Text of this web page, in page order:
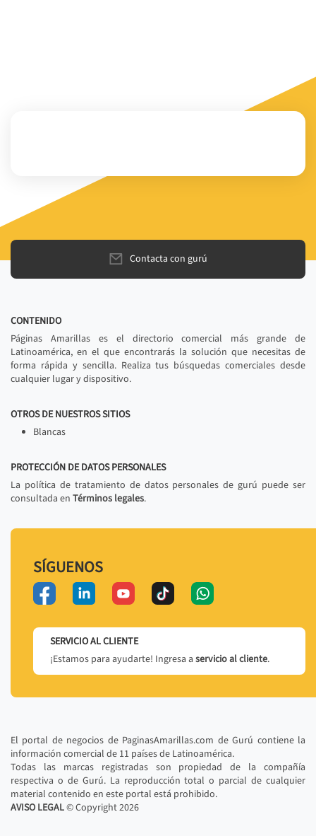
Contacta con gurú
CONTENIDO
Páginas Amarillas es el directorio comercial más grande de
Latinoamérica, en el que encontrarás la solución que necesitas de
forma rápida y sencilla. Realiza tus búsquedas comerciales desde
cualquier lugar y dispositivo.
OTROS DE NUESTROS SITIOS
Blancas
PROTECCIÓN DE DATOS PERSONALES
La política de tratamiento de datos personales de gurú puede ser
consultada en Términos legales.
SÍGUENOS
SERVICIO AL CLIENTE
¡Estamos para ayudarte! Ingresa a servicio al cliente.
El portal de negocios de PaginasAmarillas.com de Gurú contiene la
información comercial de 11 países de Latinoamérica.
Todas las marcas registradas son propiedad de la compañía
respectiva o de Gurú. La reproducción total o parcial de cualquier
material contenido en este portal está prohibido.
AVISO LEGAL© Copyright2026